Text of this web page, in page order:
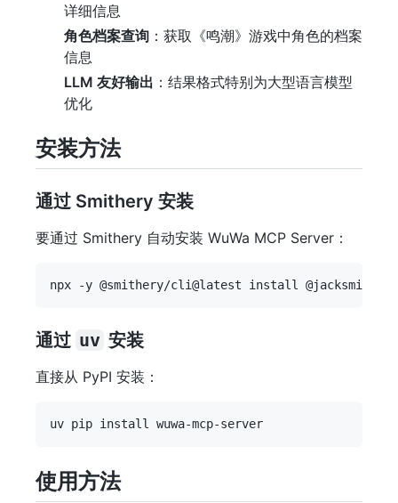
详细信息
角色档案查询 ：获取《鸣潮》游戏中角色的档案
信息
LLM 友好输出 ：结果格式特别为大型语言模型
优化
安装方法
通过 Smithery 安装
要通过 Smithery 自动安装 WuWa MCP Server：
通过 uv 安装
直接从 PyPI 安装：
使用方法